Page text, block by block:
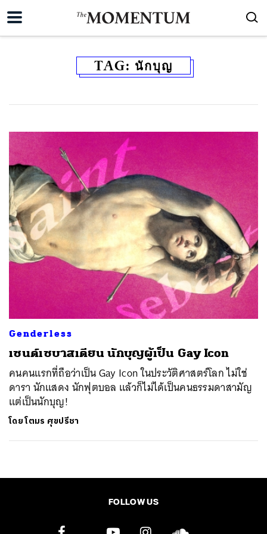
TAG: นักบุญ
Genderless
เซนต์เซบาสเตียน นักบุญผู้เป็น Gay Icon
คนคนแรกที่ถือว่าเป็น Gay Icon ในประวัติศาสตร์โลก ไม่ใช่
ดารา นักแสดง นักฟุตบอล แล้วก็ไม่ได้เป็นคนธรรมดาสามัญ
แต่เป็นนักบุญ!
โดยโตมร ศุขปรีชา
FOLLOW US
TWEET LINE EMAIL